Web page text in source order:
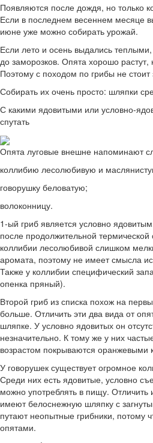
Появляются после дождя, но только
Если в последнем весеннем месяце
июне уже можно собирать урожай.
Если лето и осень выдались теплыми,
до заморозков. Опята хорошо
Поэтому с походом по грибы не стоит
Собирать их очень просто: шляпки
С какими ядовитыми или условно-
спутать
Опята луговые внешне напоминают
коллибию лесолюбивую и
говорушку беловатую;
волоконницу.
1-ый гриб является условно
после продолжительной
коллибии лесолюбивой слишком
аромата, поэтому не имеет смысла
Также у коллибии специфический
опенка пряный).
Второй гриб из списка похож на
больше. Отличить эти два вида от
шляпке. У условно ядовитых он
незначительно. К тому же у них
возрастом покрываются оранжевыми
У говорушек существует огромное
Среди них есть ядовитые, условно
можно употреблять в пищу.
имеют белоснежную шляпку с
путают неопытные грибники, потому
опятами.